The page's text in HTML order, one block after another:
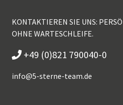
KONTAKTIEREN SIE UNS:
OHNE WARTESCHLEIFE.
+49 (0)821 790040-0
info@5-sterne-team.de